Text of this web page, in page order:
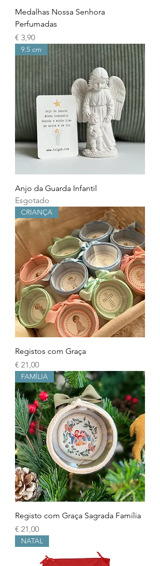
Medalhas Nossa Senhora
Perfumadas
Preço
€ 3,90
9.5 cm
Anjo da Guarda Infantil
Esgotado
CRIANÇA
Registos com Graça
Preço
€ 21,00
FAMÍLIA
Registo com Graça Sagrada Família
Preço
€ 21,00
NATAL